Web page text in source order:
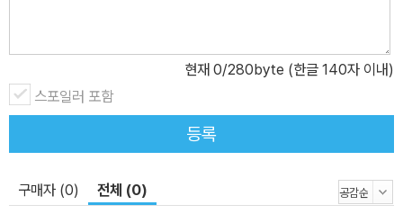
서의 의미가 강하게 부각되었다. 미국과 한국에서 에이즈의 사회적
성격이 다르듯이 에이즈에 대한 사회적 반응도 달랐다. 미국에서는
에이즈를 게이의 질병으로 생각하면서 대다수 사람들은 에이즈를 두
려워했다기보다는 게이를 두려워하고 차별하였다. 반면 한국에서는
게이들이 미국만큼 성장하지 못한 상태에서 에이즈 문제가 발생해서
게이들이 숨거나 소극적인 대응을 했다. 그 결과 에이즈가 게이의 병
이라기보다 모든 사람에게 노출되어 있다는 관념을 만들어냈고 이것
현재 0/280byte (한글 140자 이내)
스포일러 포함
등록
구매자 (0) 전체 (0)